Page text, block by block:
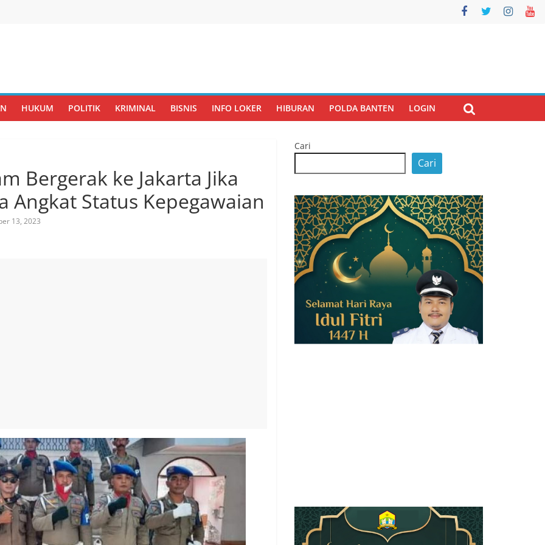
HUKUM POLITIK KRIMINAL BISNIS INFO LOKER HIBURAN POLDA BANTEN LOGIN
Bergerak ke Jakarta Jika
Angkat Status Kepegawaian
13, 2023
Cari
Cari